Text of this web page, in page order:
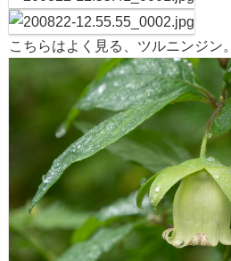
こちらはよく見る、ツルニンジン。